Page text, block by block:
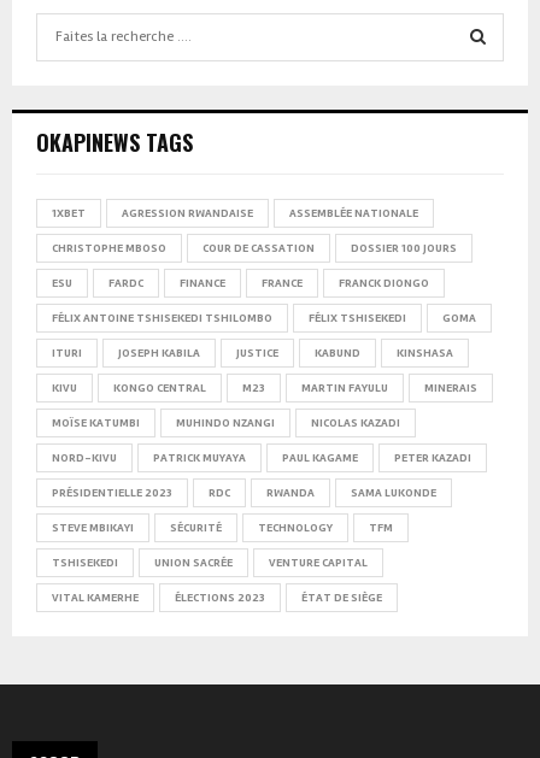
OKAPINEWS TAGS
1XBET AGRESSION RWANDAISE ASSEMBLÉE NATIONALE
CHRISTOPHE MBOSO COUR DE CASSATION DOSSIER 100 JOURS
ESU FARDC FINANCE FRANCE FRANCK DIONGO
FÉLIX ANTOINE TSHISEKEDI TSHILOMBO FÉLIX TSHISEKEDI GOMA
ITURI JOSEPH KABILA JUSTICE KABUND KINSHASA
KIVU KONGO CENTRAL M23 MARTIN FAYULU MINERAIS
MOÏSE KATUMBI MUHINDO NZANGI NICOLAS KAZADI
NORD-KIVU PATRICK MUYAYA PAUL KAGAME PETER KAZADI
PRÉSIDENTIELLE 2023 RDC RWANDA SAMA LUKONDE
STEVE MBIKAYI SÉCURITÉ TECHNOLOGY TFM
TSHISEKEDI UNION SACRÉE VENTURE CAPITAL
VITAL KAMERHE ÉLECTIONS 2023 ÉTAT DE SIÈGE